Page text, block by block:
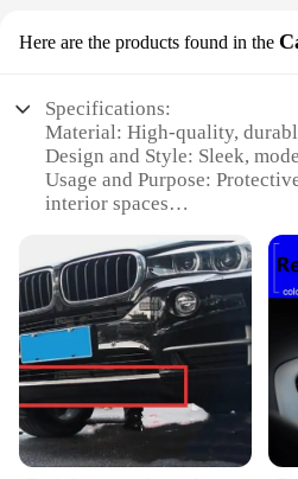
Here are the products found in the
Specifications:
Material: High-quality,
Design and Style: Sleek,
Usage and Purpose:
interior spaces
tear, easy to install
Shape or Size: Available in
different room dimensions
Parts and Accessories:
hardware for a seamless
Features:
**Enhanced Aesthetics and
The moulure interieur e71 is